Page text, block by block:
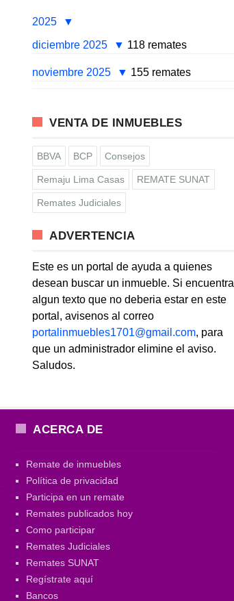
2025
diciembre 2025
118 remates
noviembre 2025 155 remates
VENTA DE INMUEBLES
BBVA BCP Consejos
Remaju Lima Casas REMATE SUNAT
Remates Judiciales
ADVERTENCIA
Este es un portal de ayuda a quienes
desean buscar un inmueble. Si encuentra
algun texto que no deberia estar en este
portal, avisenos al correo
portalinmuebles1701@gmail.com, para
que un administrador elimine el aviso.
Saludos.
ACERCA DE
Remate de inmuebles
Política de privacidad
Participa en un remate
Remates publicados hoy
Como participar
Remates Judiciales
Remates SUNAT
Regístrate aquí
Bancos